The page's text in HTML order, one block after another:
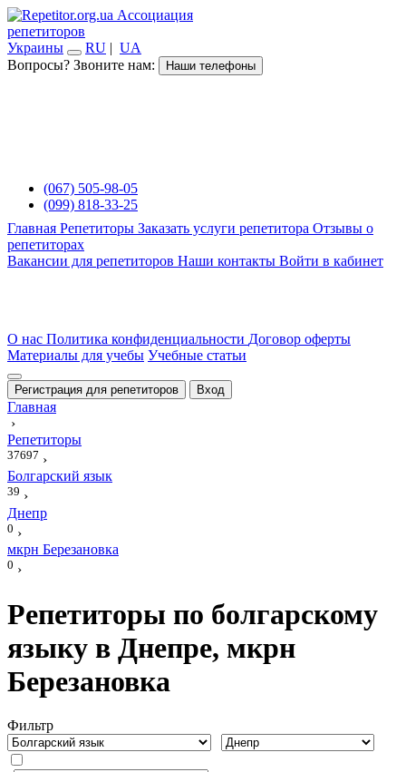
Ассоциация
репетиторов
Украины
RU | UA
Вопросы? Звоните нам:
Наши телефоны
(067) 505-98-05
(099) 818-33-25
Главная Репетиторы Заказать услуги репетитора Отзывы о
репетиторах
Вакансии для репетиторов Наши контакты Войти в кабинет
О нас Политика конфиденциальности Договор оферты
Материалы для учебы Учебные статьи
Регистрация для репетиторов Вход
Главная
›
Репетиторы
37697 ›
Болгарский язык
39 ›
Днепр
0 ›
мкрн Березановка
0 ›
Репетиторы по болгарскому
языку в Днепре, мкрн
Березановка
Фильтр